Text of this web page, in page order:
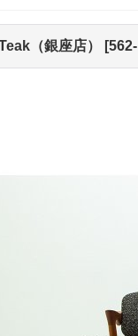
（銀座店） [